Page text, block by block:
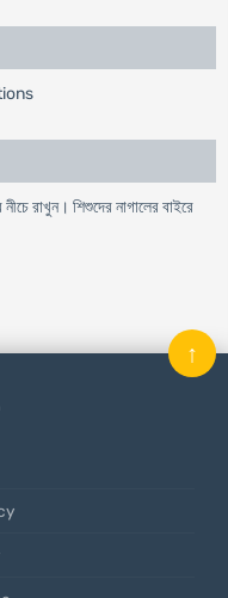
রাখুন। শিশুদের নাগালের বাইরে
↑